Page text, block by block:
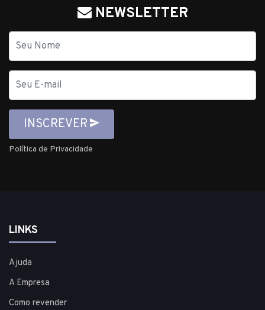
NEWSLETTER
mail
INSCREVER
Política de Privacidade
LINKS
Ajuda
A Empresa
Como revender